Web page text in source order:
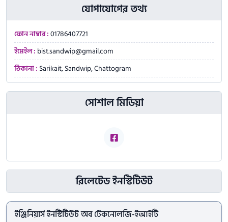
যোগাযোগের তথ্য
ফোন নাম্বার :01786407721
ইমেইল : bist.sandwip@gmail.com
ঠিকানা : Sarikait, Sandwip, Chattogram
সোশাল মিডিয়া
রিলেটেড ইনস্টিটিউট
ইঞ্জিনিয়ার্স ইনস্টিটিউট অব টেকনোলজি-ইআইটি